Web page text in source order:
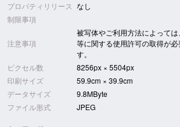
プロパティリリース なし
制限事項
注意事項
被写体やご利用方法によって
等に関する使用許可の取得が
す。
ピクセル数
8256px × 5504px
印刷サイズ
59.9cm × 39.9cm
データサイズ
9.8MByte
ファイル形式
JPEG